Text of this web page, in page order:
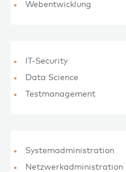
Webentwicklung
IT-Security
Data Science
Testmanagement
Systemadministration
Netzwerkadministration